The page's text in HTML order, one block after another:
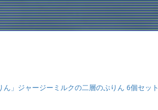
」ジャージーミルクの二層のぷりん 6個セット